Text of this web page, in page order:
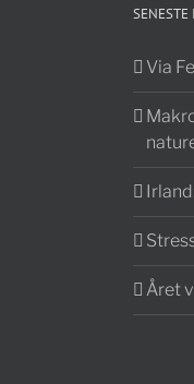
Via
Året